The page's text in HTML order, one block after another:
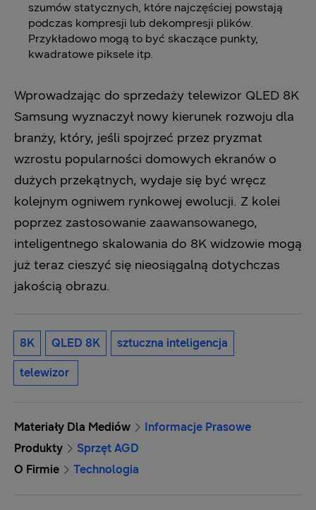
szumów statycznych, które najczęściej powstają
podczas kompresji lub dekompresji plików.
Przykładowo mogą to być skaczące punkty,
kwadratowe piksele itp.
Wprowadzając do sprzedaży telewizor QLED 8K
Samsung wyznaczył nowy kierunek rozwoju dla
branży, który, jeśli spojrzeć przez pryzmat
wzrostu popularności domowych ekranów o
dużych przekątnych, wydaje się być wręcz
kolejnym ogniwem rynkowej ewolucji. Z kolei
poprzez zastosowanie zaawansowanego,
inteligentnego skalowania do 8K widzowie mogą
już teraz cieszyć się nieosiągalną dotychczas
jakością obrazu.
8K QLED 8K sztuczna inteligencja
telewizor
Materiały Dla Mediów
Informacje Prasowe
Produkty
Sprzęt AGD
O Firmie
Technologia